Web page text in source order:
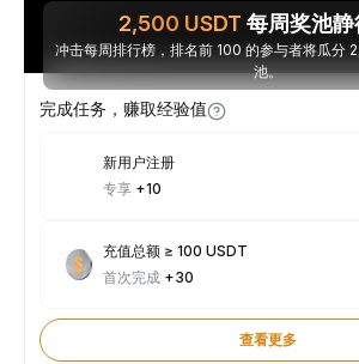
2,500 USDT 每周奖池
冲击每周排行榜，排名前 100 的参与者将瓜分
池。
完成任务，赚取经验值
新用户注册
专享 +10
充值总额 ≥ 100 USDT
首次完成 +30
查看更多